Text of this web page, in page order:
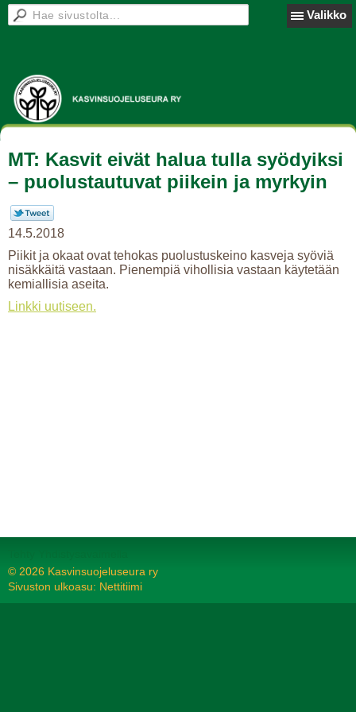
Valikko
MT: Kasvit eivät halua tulla syödyiksi
– puolustautuvat piikein ja myrkyin
14.5.2018
Piikit ja okaat ovat tehokas puolustuskeino kasveja syöviä
nisäkkäitä vastaan. Pienempiä vihollisia vastaan käytetään
kemiallisia aseita.
Linkki uutiseen.
© 2026 Kasvinsuojeluseura ry
Sivuston ulkoasu: Nettitiimi